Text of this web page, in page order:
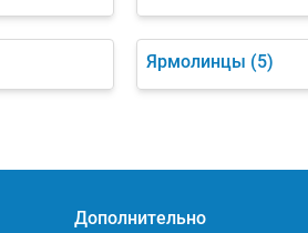
Ярмолинцы (5)
Дополнительно